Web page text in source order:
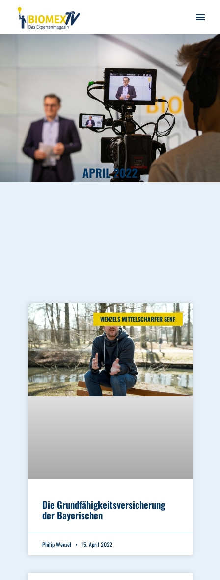
APRIL 2022
WENZELS MITTELSCHARFER SENF
Die Grundfähigkeitsversicherung
der Bayerischen
Philip Wenzel 15. April 2022